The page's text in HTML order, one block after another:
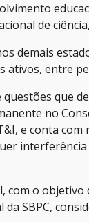
de
demais
ativos, entre
que
no
e conta
com o
SBPC,